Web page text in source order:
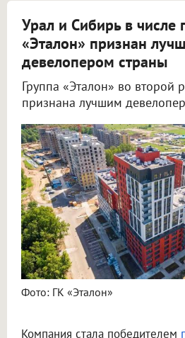
Урал и Сибирь в числе
«Эталон» признан
девелопером страны
Группа «Эталон» во второй
признана лучшим
Фото: ГК «Эталон»
Компания стала победителем